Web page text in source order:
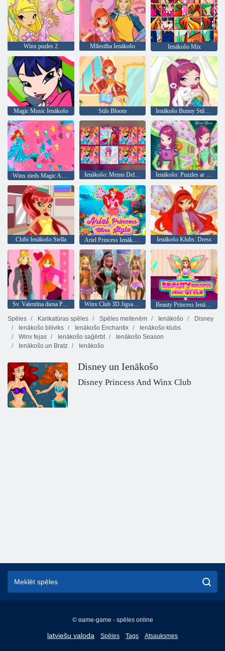
Winx puzles 2 Mīlestība Ienākošo Ienākošo Mix
Magic Music Ienākošo Stils Bloom Ienākošo Bunny Stils: apaļa puzzle
Ienākošo: Memo Deluxe Ienākošo: Puzzles ar Roxy
Chibi Ienākošo Stella Ariel Princess Ienākošo Style Ienākošo Klubs: Dress
Sv. Valentīna diena Pāris Winx Club 3D Jigsaw Puzzle
Beauty Princess Ienākošo Style
Spēles
Karikatūras spēles Spēles meitenēm Ienākošo
Disney
Ienākošo biliviks
Ienākošo Enchantix
Ienākošo klubs
Winx fejas
Ienākošo saģērbt
Ienākošo Season
Ienākošo un Bratz
Ienākošo
Disney un Ienākošo
Disney Princess And Winx Club
© game-game - spēles online
latviešu valoda
English
Spēles Tags Atsauksmes